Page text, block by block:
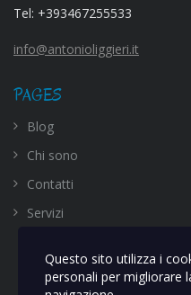
Tel: +393467255533
info@antonioliggieri.it
PAGES
Blog
Chi sono
Contatti
Servizi
Questo sito utilizza i
personali per migliorare